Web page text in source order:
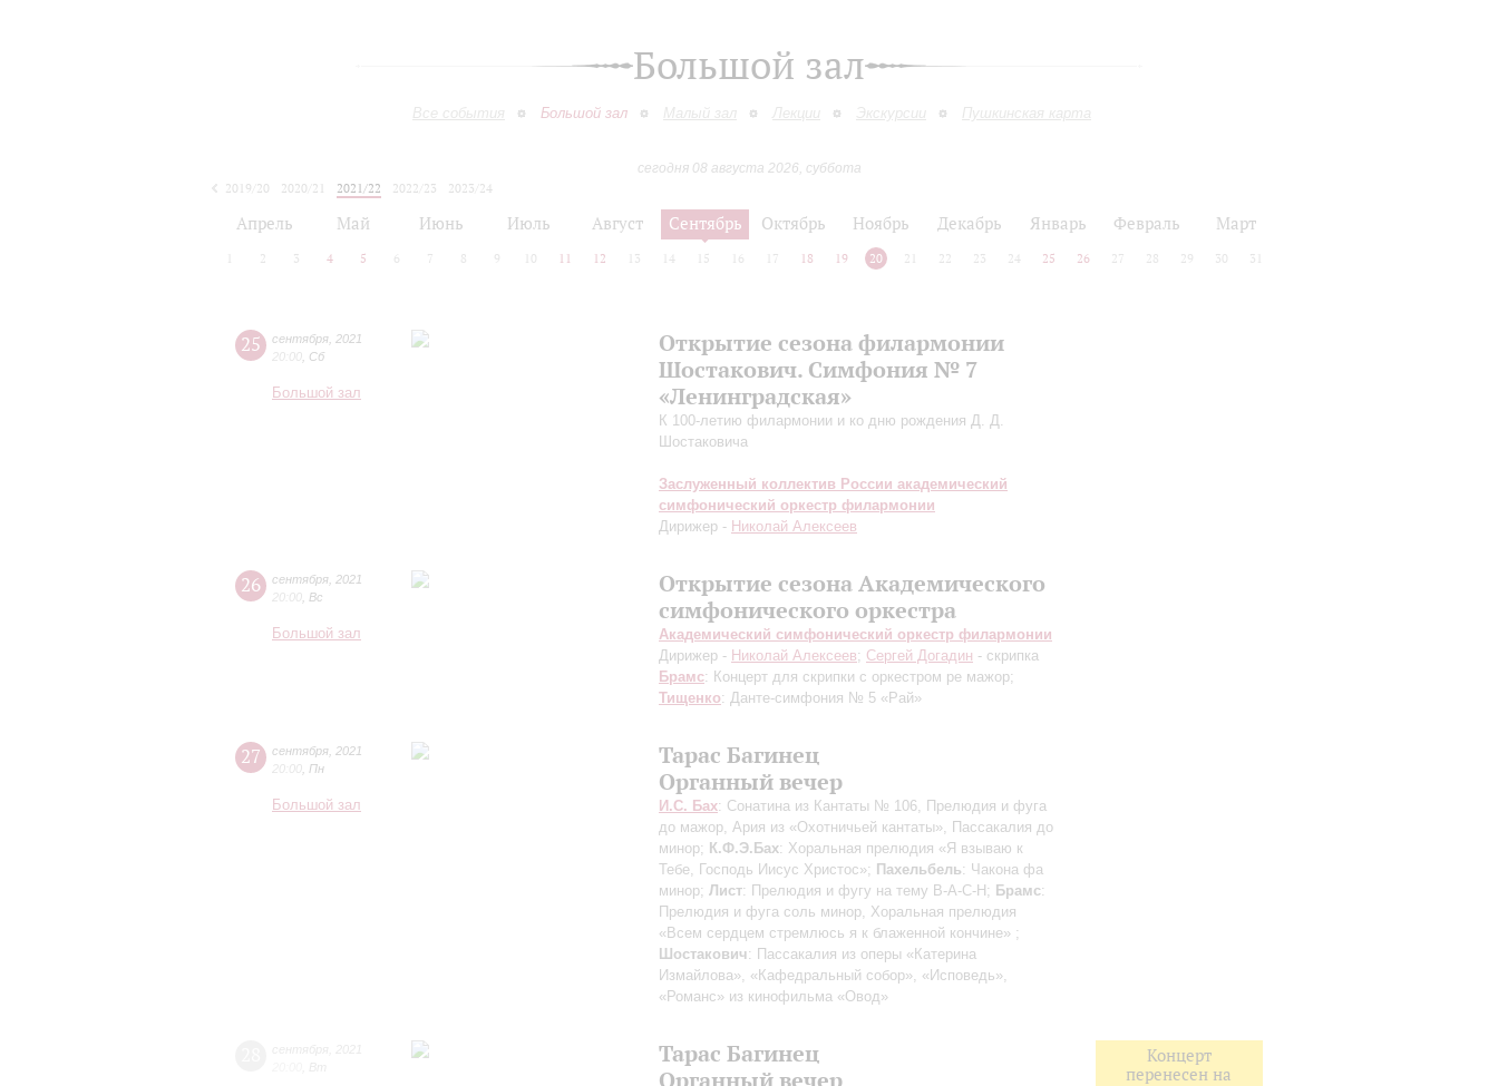
Большой зал
Все события Большой зал Малый зал Лекции Экскурсии Пушкинская карта
сегодня 08 августа 2026, суббота
2019/20
2020/21 2021/22 2022/23
2023/24
Апрель Май Июнь Июль Август Сентябрь Октябрь Ноябрь Декабрь Январь Февраль Март
2 3 4 5 6 7 8 9 10 11 12 13 14 15 16 17 18 19 20 21 22 23 24 25 26 27 28 29 30 31
25 сентября 2021
20:00 Сб
Большой зал
Открытие сезона филармонии
Шостакович. Симфония № 7
«Ленинградская»
К 100-летию филармонии и ко дню рождения Д. Д.
Шостаковича
Заслуженный коллектив России академический
симфонический оркестр филармонии
Дирижер - Николай Алексеев
26 сентября 2021
20:00 Вс
Большой зал
Открытие сезона Академического
симфонического оркестра
Академический симфонический оркестр филармонии
Дирижер - Николай Алексеев; Сергей Догадин - скрипка
Брамс: Концерт для скрипки с оркестром ре мажор;
Тищенко: Данте-симфония № 5 «Рай»
27 сентября 2021
20:00 Пн
Большой зал
Тарас Багинец
Органный вечер
И.С. Бах: Сонатина из Кантаты № 106, Прелюдия и фуга
до мажор, Ария из «Охотничьей кантаты», Пассакалия до
минор; К.Ф.Э.Бах: Хоральная прелюдия «Я взываю к
Тебе, Господь Иисус Христос»; Пахельбель: Чакона фа
минор; Лист: Прелюдия и фугу на тему В-А-С-Н; Брамс:
Прелюдия и фуга соль минор, Хоральная прелюдия
«Всем сердцем стремлюсь я к блаженной кончине» ;
Шостакович: Пассакалия из оперы «Катерина
Измайлова», «Кафедральный собор», «Исповедь»,
«Романс» из кинофильма «Овод»
Тарас Багинец
Органный вечер
Концерт
перенесен на